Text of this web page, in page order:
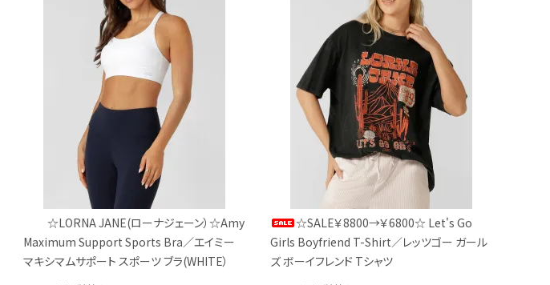
☆LORNA JANE(ローナジェーン）☆Amy
Maximum Support Sports Bra／エイミー
マキシマムサポート スポーツ ブラ(WHITE）
☆SALE￥8800→￥6800☆ Let's Go
Girls Boyfriend T-Shirt／レッツゴー ガール
ズ ボーイフレンド Tシャツ